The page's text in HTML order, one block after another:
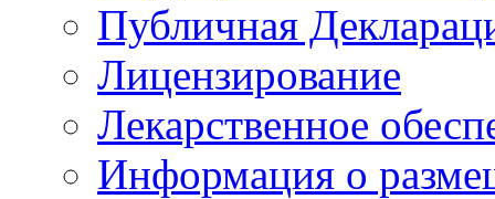
Публичная
Лицензирование
Лекарственное
Информация о